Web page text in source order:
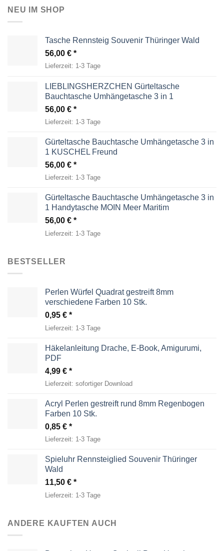
NEU IM SHOP
Tasche Rennsteig Souvenir Thüringer Wald
56,00 €
Lieferzeit: 1-3 Tage
LIEBLINGSHERZCHEN Gürteltasche
Bauchtasche Umhängetasche 3 in 1
56,00 €
Lieferzeit: 1-3 Tage
Gürteltasche Bauchtasche Umhängetasche 3 in
1 KUSCHEL Freund
56,00 €
Lieferzeit: 1-3 Tage
Gürteltasche Bauchtasche Umhängetasche 3 in
1 Handytasche MOIN Meer Maritim
56,00 €
Lieferzeit: 1-3 Tage
BESTSELLER
Perlen Würfel Quadrat gestreift 8mm
verschiedene Farben 10 Stk.
0,95 €
Lieferzeit: 1-3 Tage
Häkelanleitung Drache, E-Book, Amigurumi,
PDF
4,99 €
Lieferzeit: sofortiger Download
Acryl Perlen gestreift rund 8mm Regenbogen
Farben 10 Stk.
0,85 €
Lieferzeit: 1-3 Tage
Spieluhr Rennsteiglied Souvenir Thüringer
Wald
11,50 €
Lieferzeit: 1-3 Tage
ANDERE KAUFTEN AUCH